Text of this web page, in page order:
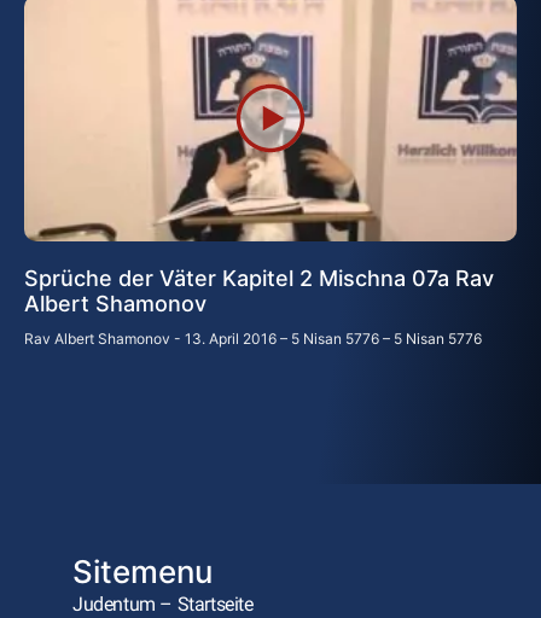
Sprüche der Väter Kapitel 2 Mischna 07a Rav
Albert Shamonov
Rav Albert Shamonov 13. April 2016 – 5 Nisan 5776 – 5 Nisan 5776
Sitemenu
Judentum – Startseite